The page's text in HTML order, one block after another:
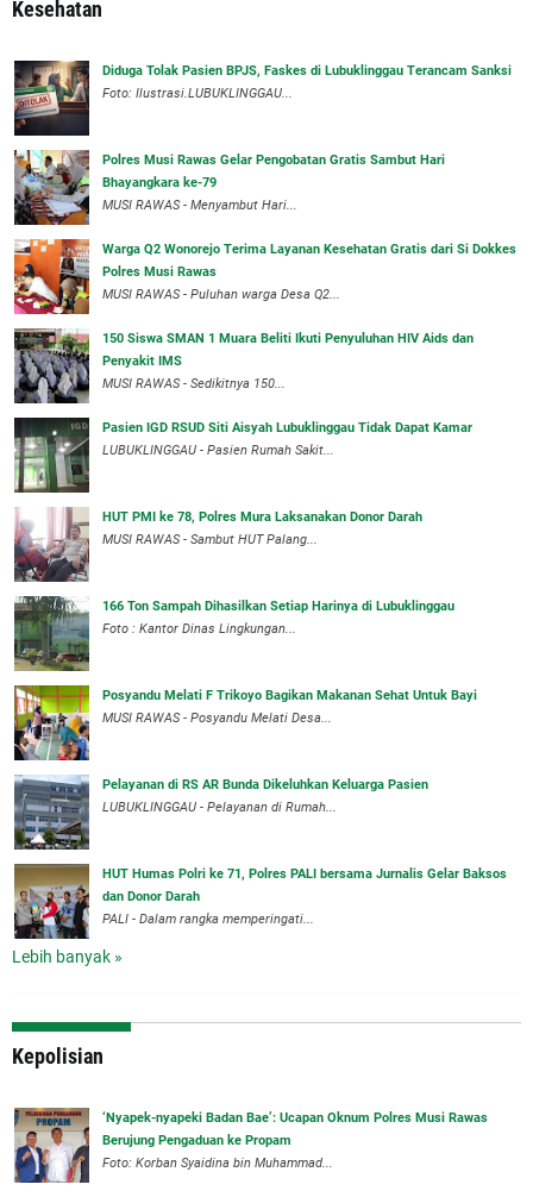
Kesehatan
Diduga Tolak Pasien BPJS, Faskes di Lubuklinggau Terancam Sanksi
Foto: Ilustrasi.LUBUKLINGGAU...
Polres Musi Rawas Gelar Pengobatan Gratis Sambut Hari
Bhayangkara ke-79
MUSI RAWAS - Menyambut Hari...
Warga Q2 Wonorejo Terima Layanan Kesehatan Gratis dari Si Dokkes
Polres Musi Rawas
MUSI RAWAS - Puluhan warga Desa Q2...
150 Siswa SMAN 1 Muara Beliti Ikuti Penyuluhan HIV Aids dan
Penyakit IMS
MUSI RAWAS - Sedikitnya 150...
Pasien IGD RSUD Siti Aisyah Lubuklinggau Tidak Dapat Kamar
LUBUKLINGGAU - Pasien Rumah Sakit...
HUT PMI ke 78, Polres Mura Laksanakan Donor Darah
MUSI RAWAS - Sambut HUT Palang...
166 Ton Sampah Dihasilkan Setiap Harinya di Lubuklinggau
Foto : Kantor Dinas Lingkungan...
Posyandu Melati F Trikoyo Bagikan Makanan Sehat Untuk Bayi
MUSI RAWAS - Posyandu Melati Desa...
Pelayanan di RS AR Bunda Dikeluhkan Keluarga Pasien
LUBUKLINGGAU - Pelayanan di Rumah...
HUT Humas Polri ke 71, Polres PALI bersama Jurnalis Gelar Baksos
dan Donor Darah
PALI - Dalam rangka memperingati...
Lebih banyak »
Kepolisian
‘Nyapek-nyapeki Badan Bae’: Ucapan Oknum Polres Musi Rawas
Berujung Pengaduan ke Propam
Foto: Korban Syaidina bin Muhammad...